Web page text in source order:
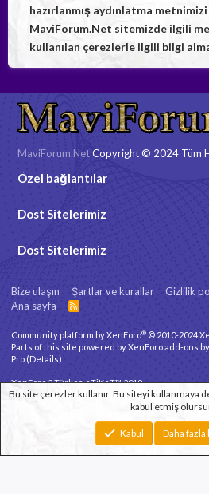
hazırlanmış aydınlatma
MaviForum.Net sitemizde ilgili
kullanılan çerezlerle ilgili bilgi
MaviForum.NetCopyright © 2024 Tüm
Özel bağlantılar
Dost Sitelerimiz
Dost Sitelerimiz
Bize ulaşın Şartlar ve kurallar Gizlilik
Ana sayfa
R
Community platform by XenForo® © 2010-2024
Parts of this site powered byXenForo add-ons
Pro (Details)
XenForo 2 Türkçe eTiKeT™ 2019
© by ©XenTR
Toplam sorgu
Bu site çerezler kullanır. Bu siteyi kullanmaya
kabul etmiş
Kabul Daha